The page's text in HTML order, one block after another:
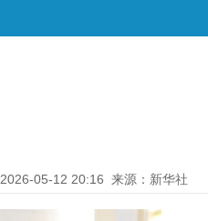
2026-05-12 20:16 来源：新华社